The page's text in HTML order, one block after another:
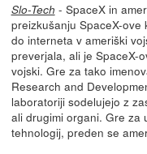
Slo-Tech - SpaceX in
preizkušanju SpaceX-
do interneta v ameriški
preverjala, ali je SpaceX-
vojski. Gre za tako
Research and
laboratoriji sodelujejo z
ali drugimi organi. Gre za
tehnologij, preden se